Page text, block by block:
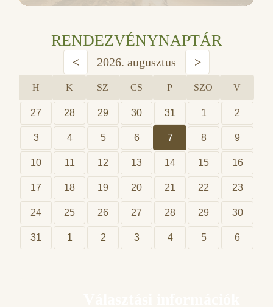
RENDEZVÉNYNAPTÁR
< 2026. augusztus >
H K SZ CS P SZO V
27 28 29 30 31 1 2
3 4 5 6 7 8 9
10 11 12 13 14 15 16
17 18 19 20 21 22 23
24 25 26 27 28 29 30
31 1 2 3 4 5 6